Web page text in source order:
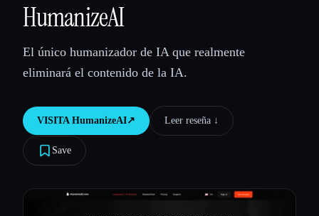
💻 Desarrolladores
🎓Estudiantes 🎬
Blog
HumanizeAI
El único humanizador de IA que realmente
eliminará el contenido de la IA.
VISITA HumanizeAI↗︎ Leer reseña ↓︎
Save